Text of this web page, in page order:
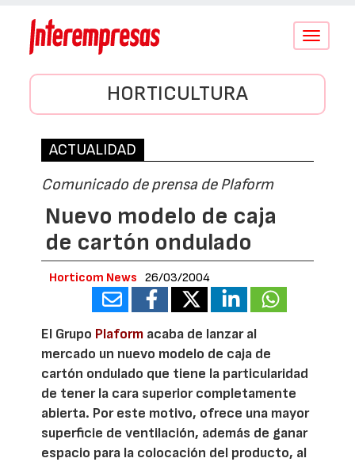
Conmutar
HORTICULTURA
ACTUALIDAD
Comunicado de prensa de Plaform
Nuevo modelo de caja
de cartón ondulado
Horticom News 26/03/2004
El Grupo Plaform acaba de lanzar al
mercado un nuevo modelo de caja de
cartón ondulado que tiene la particularidad
de tener la cara superior completamente
abierta. Por este motivo, ofrece una mayor
superficie de ventilación, además de ganar
espacio para la colocación del producto, al